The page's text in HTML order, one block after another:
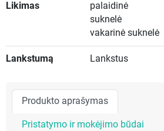
Likimas
palaidinė
suknelė
vakarinė suknelė
Lankstumą Lankstus
Produkto aprašymas
Pristatymo ir mokėjimo būdai